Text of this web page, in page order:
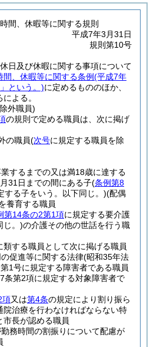
間、休暇等に関する規則
平成7年3月31日
規則第10号
日及び休暇に関する事項について
、休暇等に関する条例(平成7年
という。)に定めるもののほか、
よる。
外職員)
の規則で定める職員は、次に掲げ
の職員(次号に規定する職員を除
するまでの又は満18歳に達する
31日までの間にある子(条例第8
する子をいう。以下同じ。)(配偶
養育する職員
第14条の2第1項に規定する要介護
じ。)の介護その他の世話を行う職
類する職員として次に掲げる職員
促進等に関する法律(昭和35年法
1号に規定する障害者である職員
条第2項に規定する対象障害者で
項又は第4条の規定により割り振ら
院治療を行わなければならない特
市長が認める職員
務時間の割振りについて配慮が